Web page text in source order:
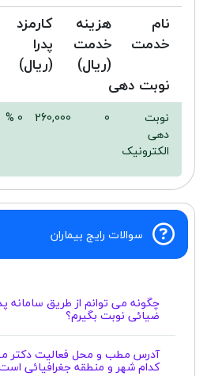
نام
خدمت
هزینه
خدمت
(ریال)
کارمزد
پدرا
(ریال)
نوبت دهی
نوبت
دهی
الکترونیک
0
260,000
0 %
سوالات رایج بیماران
چگونه می توانم از طریق سامانه
ضیائی نوبت بگیرم؟
آدرس مطب و محل فعالیت دکتر
کدام شهر و منطقه جغرافیائی